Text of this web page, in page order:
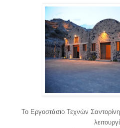
Το Εργοστάσιο Τεχνών